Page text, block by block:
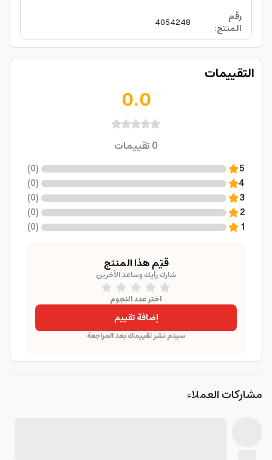
رقم
المنتج:
4054248
التقييمات
0.0
0تقييمات
5
(
0
)
4
(
0
)
3
(
0
)
2
(
0
)
1
(
0
)
قيّم هذا المنتج
شارك رأيك وساعد الآخرين
اختر عدد النجوم
إضافة تقييم
سيتم نشر تقييمك بعد المراجعة
مشاركات العملاء